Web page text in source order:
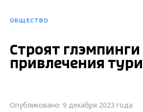
ОБЩЕСТВО
Строят
привлечения
Опубликовано: 9 декабря 2023 года